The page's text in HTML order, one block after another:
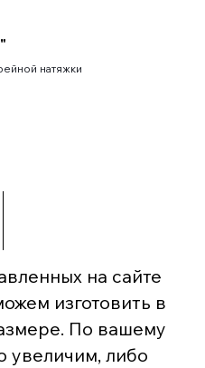
натяжки
на сайте
изготовить в
По вашему
увеличим, либо